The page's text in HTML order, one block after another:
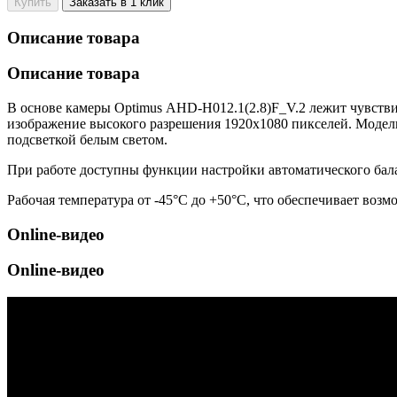
Описание товара
Описание товара
В основе камеры Optimus AHD-H012.1(2.8)F_V.2 лежит
изображение высокого разрешения 1920х1080 пикселей.
подсветкой белым светом.
При работе доступны функции настройки автоматического
Рабочая температура от -45°С до +50°С, что обеспечивает
Online-видео
Online-видео